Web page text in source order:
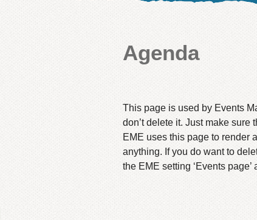
Agenda
This page is used by Events
don’t delete it. Just make sure
EME uses this page to render
anything. If you do want to
the EME setting ‘Events page’